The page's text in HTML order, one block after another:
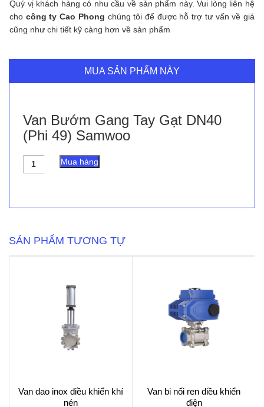
Quý vị khách hàng có nhu cầu về sản phẩm này. Vui lòng liên hệ
cho công ty Cao Phong chúng tôi để được hỗ trợ tư vấn về giá
cũng như chi tiết kỹ càng hơn về sản phẩm
MUA SẢN PHẨM NÀY
Van Bướm Gang Tay Gạt DN40
(Phi 49) Samwoo
Van
Samwoo
số
Mua hàng
SẢN PHẨM TƯƠNG TỰ
Van dao inox điều khiển khí
nén
Van bi nối ren điều khiển
điện